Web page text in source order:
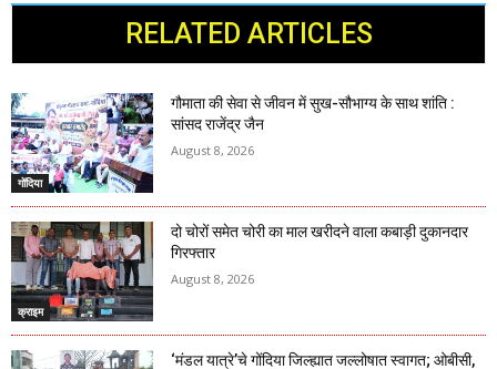
RELATED ARTICLES
गोंदिया
गौमाता की सेवा से जीवन में सुख-सौभाग्य के साथ शांति :
सांसद राजेंद्र जैन
August 8, 2026
क्राइम
दो चोरों समेत चोरी का माल खरीदने वाला कबाड़ी दुकानदार
गिरफ्तार
August 8, 2026
‘मंडल यात्रे’चे गोंदिया जिल्ह्यात जल्लोषात स्वागत; ओबीसी,